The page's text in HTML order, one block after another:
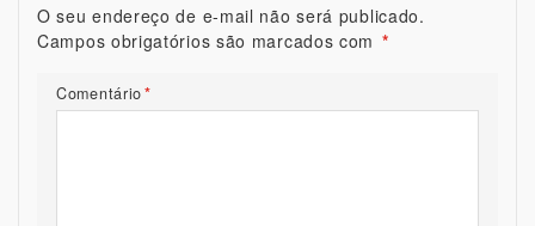
O seu endereço de e-mail não será publicado.
Campos obrigatórios são marcados com *
Comentário*